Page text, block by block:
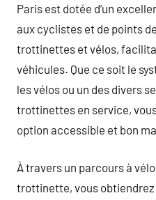
Paris est dotée d’un
aux cyclistes et de points
trottinettes et vélos,
véhicules. Que ce soit le
les vélos ou un des divers
trottinettes en service,
option accessible et bon
À travers un parcours à
trottinette, vous obtiendrez